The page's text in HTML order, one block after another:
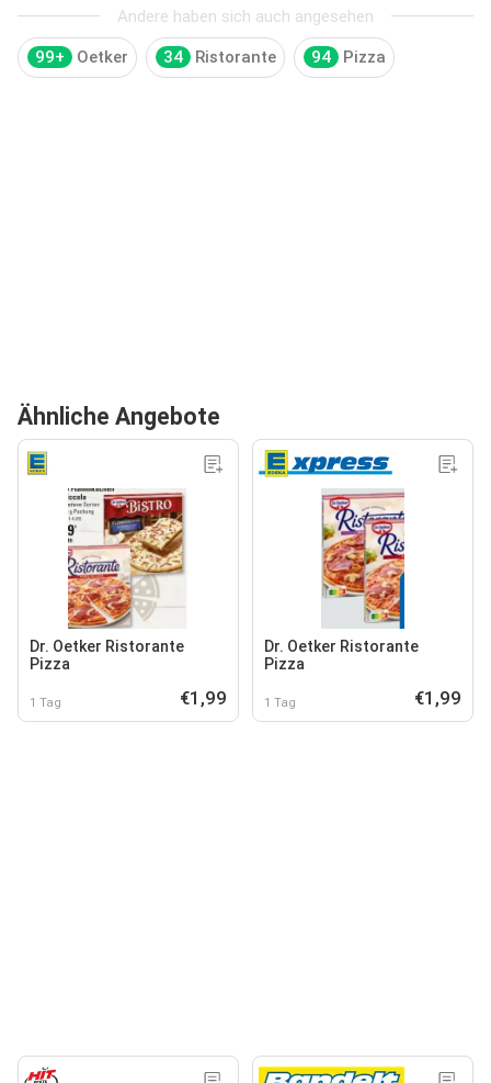
Andere haben sich auch angesehen
99+ Oetker 34 Ristorante 94 Pizza
Ähnliche Angebote
Dr. Oetker Ristorante
Pizza
1 Tag €1,99
Dr. Oetker Ristorante
Pizza
1 Tag €1,99